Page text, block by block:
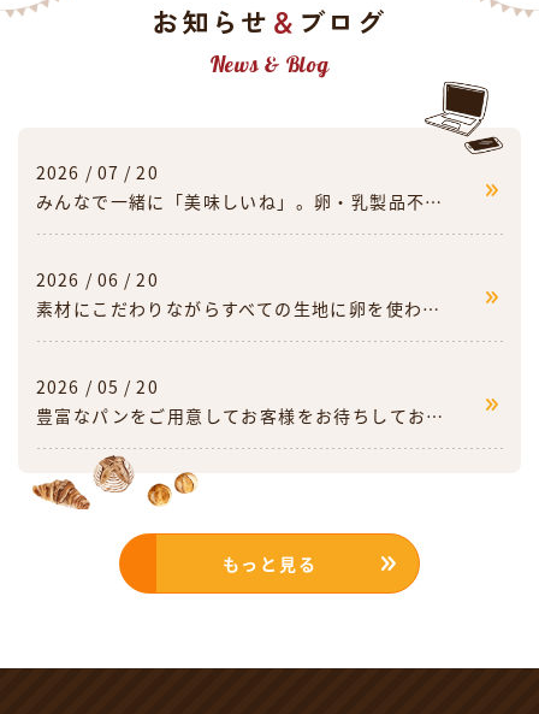
お知らせ ＆ ブログ
News & Blog
2026 / 07 / 20
みんなで一緒に「美味しいね」。卵・乳製品不使用の食パン
2026 / 06 / 20
素材にこだわりながらすべての生地に卵を使わない工夫を取り入れています
2026 / 05 / 20
豊富なパンをご用意してお客様をお待ちしております
もっと見る